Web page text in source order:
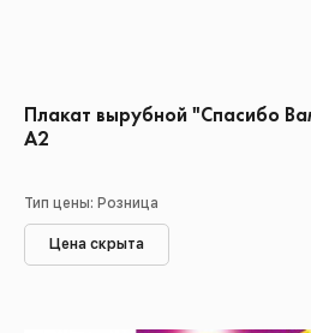
Плакат вырубной "Спасибо
А2
Тип цены: Розница
Цена скрыта